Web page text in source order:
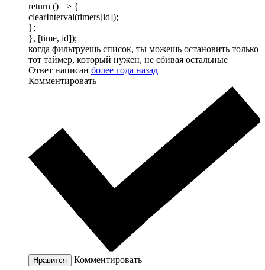
return () => {
clearInterval(timers[id]);
};
}, [time, id]);
когда фильтруешь список, ты можешь остановить только
тот таймер, который нужен, не сбивая остальные
Ответ написан более года назад
Комментировать
Нравится Комментировать